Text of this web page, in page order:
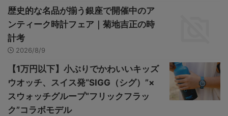
歴史的な名品が揃う銀座で開催中のア
ンティーク時計フェア｜菊地吉正の時
計考
2026/8/9
【1万円以下】小ぶりでかわいいキッズ
ウオッチ、スイス発“SIGG（シグ）”×
スウォッチグループ“フリックフラッ
ク”コラボモデル